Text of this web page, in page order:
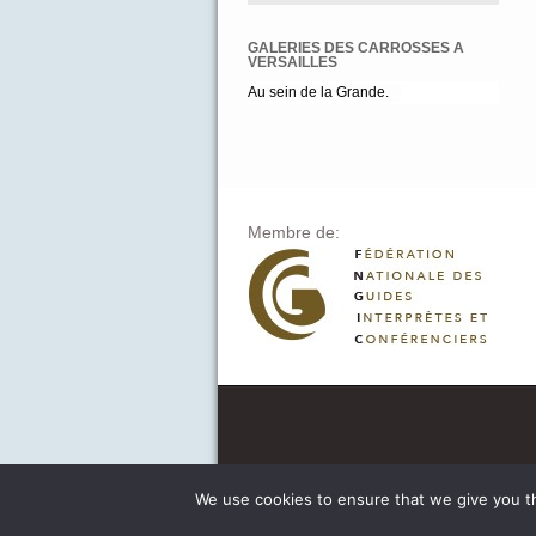
GALERIES DES CARROSSES A
VERSAILLES
Au sein de la Grande.
Membre de:
We use cookies to ensure that we give you